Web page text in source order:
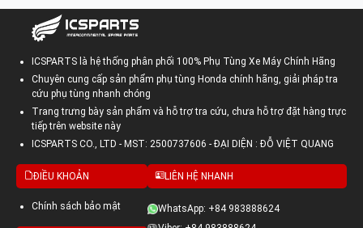
ICSPARTS là hệ thống phân phối 100% Phụ Tùng Xe Máy Chính Hãng
Chuyên cung cấp sản phẩm phụ tùng Honda chính hãng, giải pháp tra
cứu phụ tùng nhanh chóng
Trang trưng bày sản phẩm và hỗ trợ tra cứu, chưa hỗ trợ đặt hàng trực
tiếp trên website này
ICSPARTS CO., LTD - MST: 2500737606 - ĐẠI DIỆN : ĐỖ VIỆT QUANG
ĐIỀU KHOẢN
Chính sách bảo mật
LIÊN HỆ NHANH
WhatsApp: +84 983888624